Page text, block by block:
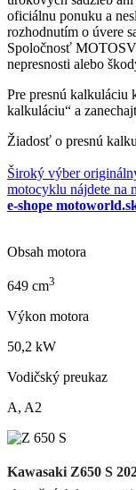
oficiálnu ponuku a
rozhodnutím o úvere
Spoločnosť
nepresnosti alebo
Pre presnú kalkuláciu
kalkuláciu“ a
Žiadosť o presnú
Široký výber
motocyklu nájdete na
e-shope
Obsah motora
649 cm3
Výkon motora
50,2 kW
Vodičský preukaz
A, A2
Kawasaki Z650 S